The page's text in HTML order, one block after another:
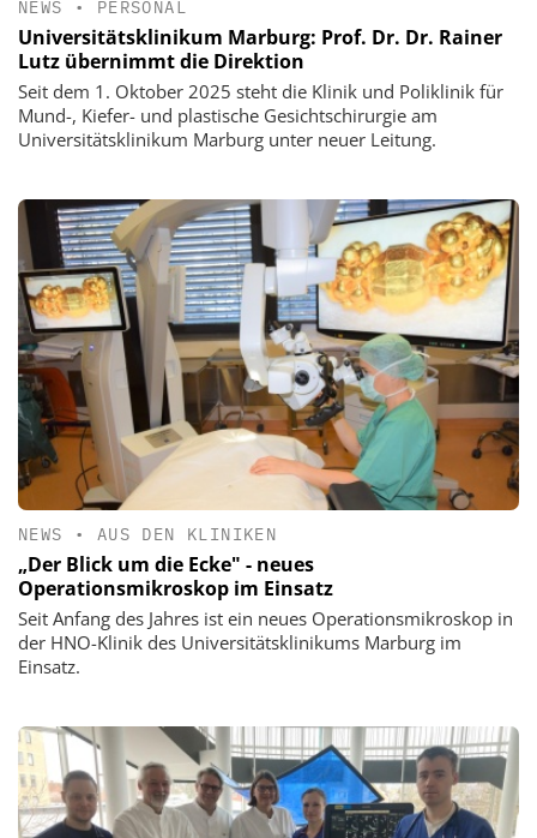
NEWS • PERSONAL
Universitätsklinikum Marburg: Prof. Dr. Dr. Rainer
Lutz übernimmt die Direktion
Seit dem 1. Oktober 2025 steht die Klinik und Poliklinik für
Mund-, Kiefer- und plastische Gesichtschirurgie am
Universitätsklinikum Marburg unter neuer Leitung.
NEWS • AUS DEN KLINIKEN
„Der Blick um die Ecke" - neues
Operationsmikroskop im Einsatz
Seit Anfang des Jahres ist ein neues Operationsmikroskop in
der HNO-Klinik des Universitätsklinikums Marburg im
Einsatz.